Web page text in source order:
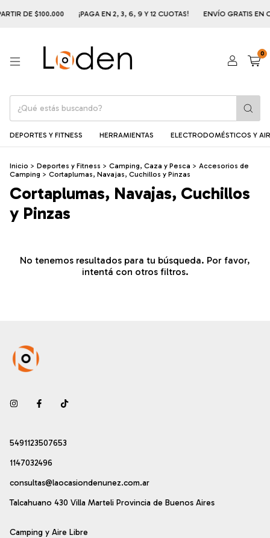
DE $100.000 ¡PAGA EN 2, 3, 6, 9 Y 12 CUOTAS! ENVÍO GRATIS EN
0
DEPORTES Y FITNESS HERRAMIENTAS ELECTRODOMÉSTICOS Y
Inicio > Deportes y Fitness > Camping, Caza y Pesca > Accesorios de
Camping > Cortaplumas, Navajas, Cuchillos y Pinzas
Cortaplumas, Navajas, Cuchillos
y Pinzas
No tenemos resultados para tu búsqueda. Por favor,
intentá con otros filtros.
5491123507653
1147032496
consultas@laocasiondenunez.com.ar
Talcahuano 430 Villa Marteli Provincia de Buenos Aires
Camping y Aire Libre